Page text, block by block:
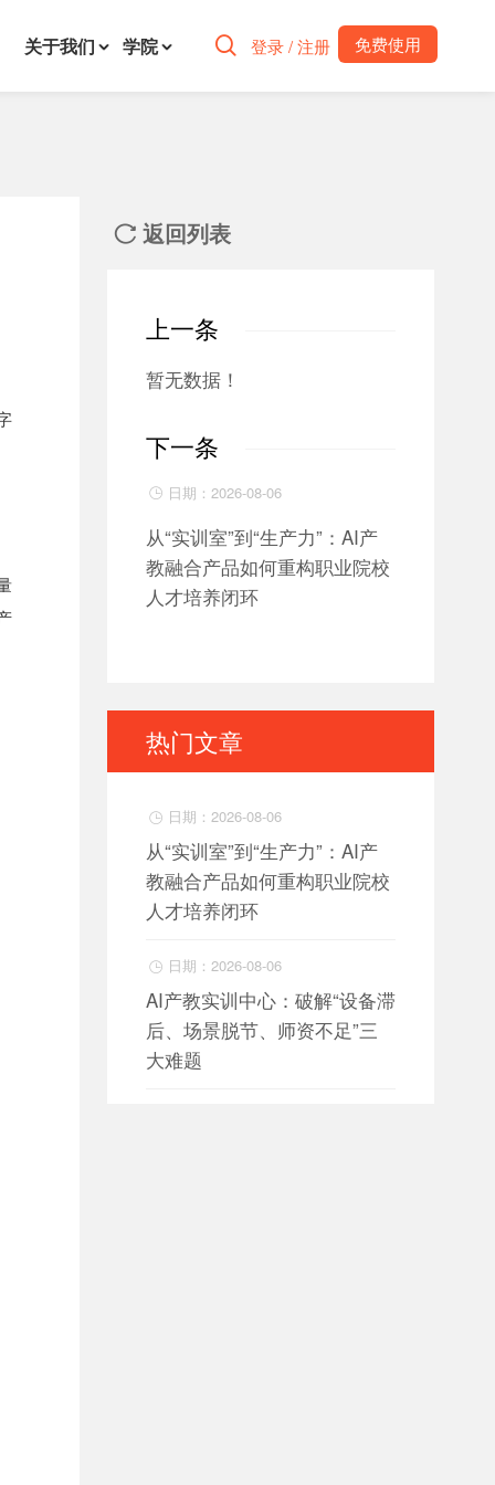
关于我们 学院  登录 / 注册 免费使用
 返回列表
上一条
暂无数据！
下一条
 日期：2026-08-06
从“实训室”到“生产力”：AI产
教融合产品如何重构职业院校
人才培养闭环
热门文章
 日期：2026-08-06
从“实训室”到“生产力”：AI产
教融合产品如何重构职业院校
人才培养闭环
 日期：2026-08-06
AI产教实训中心：破解“设备滞
后、场景脱节、师资不足”三
大难题